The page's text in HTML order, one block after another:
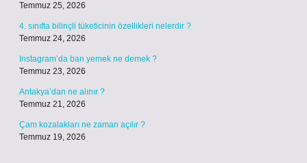
Temmuz 25, 2026
4. sınıfta bilinçli tüketicinin özellikleri nelerdir ?
Temmuz 24, 2026
Instagram’da ban yemek ne demek ?
Temmuz 23, 2026
Antakya’dan ne alınır ?
Temmuz 21, 2026
Çam kozalakları ne zaman açılır ?
Temmuz 19, 2026